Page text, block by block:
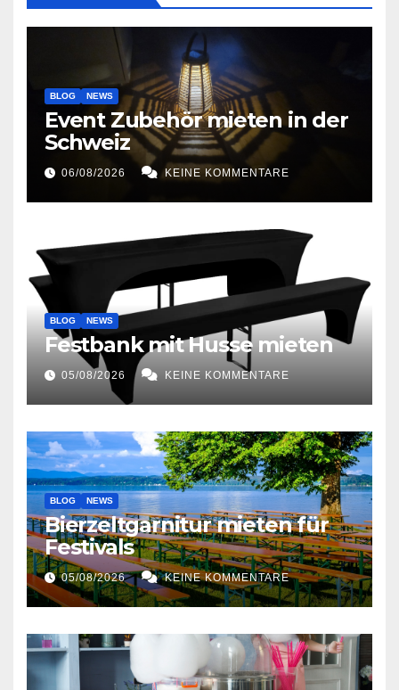
BLOG NEWS
Event Zubehör mieten in der
Schweiz
06/08/2026 KEINE KOMMENTARE
BLOG NEWS
Festbank mit Husse mieten
05/08/2026 KEINE KOMMENTARE
BLOG NEWS
Bierzeltgarnitur mieten für
Festivals
05/08/2026 KEINE KOMMENTARE